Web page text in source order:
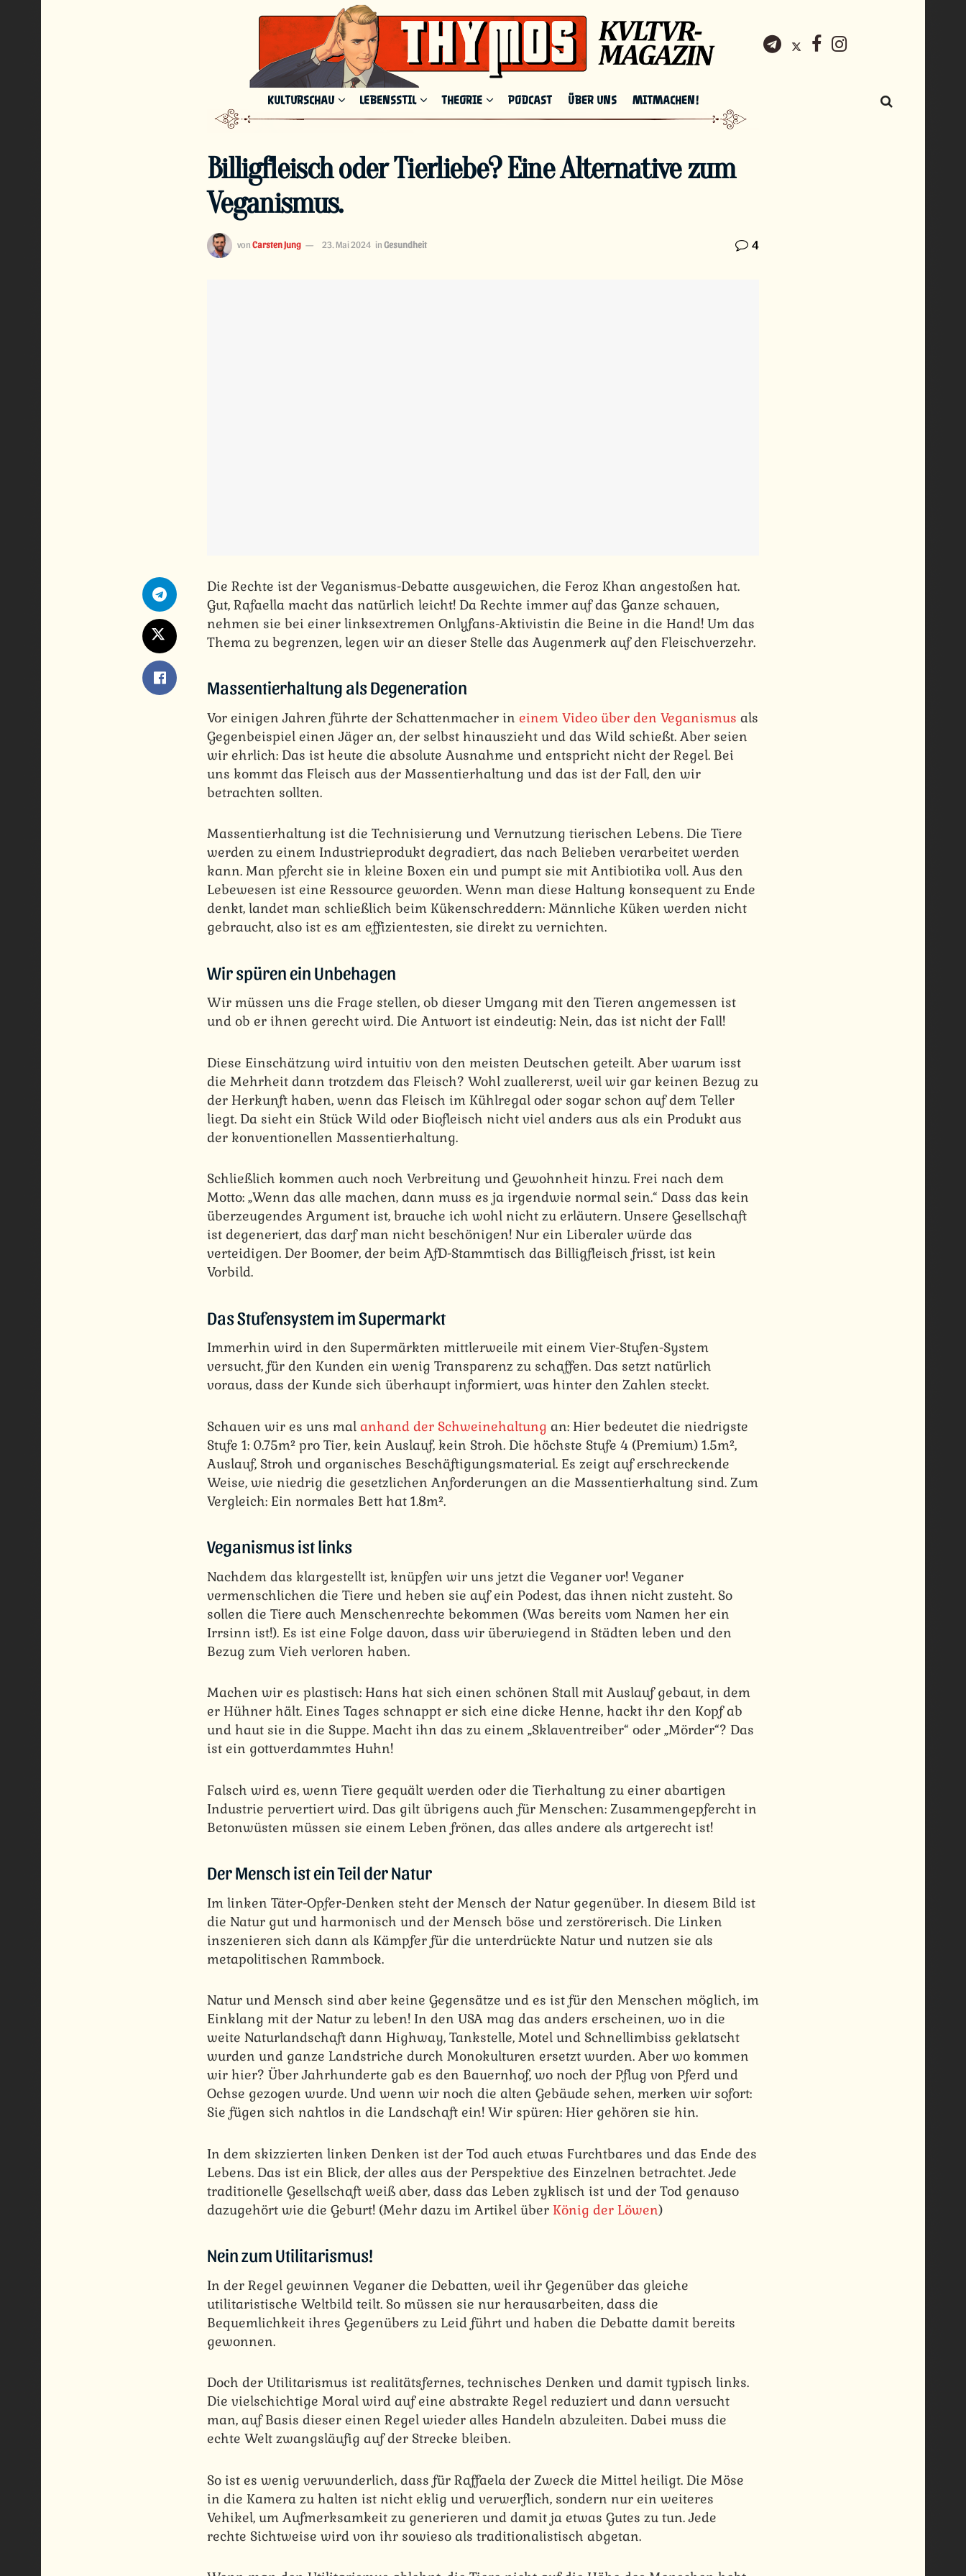
KULTURSCHAU LEBENSSTIL THEORIE PODCAST ÜBER UNS MITMACHEN!
Billigfleisch oder Tierliebe? Eine Alternative zum
Veganismus.
von Carsten Jung 23. Mai 2024 in Gesundheit 4
Die Rechte ist der Veganismus-Debatte ausgewichen, die Feroz Khan angestoßen hat.
Gut, Rafaella macht das natürlich leicht! Da Rechte immer auf das Ganze schauen,
nehmen sie bei einer linksextremen Onlyfans-Aktivistin die Beine in die Hand! Um das
Thema zu begrenzen, legen wir an dieser Stelle das Augenmerk auf den Fleischverzehr.
Massentierhaltung als Degeneration
Vor einigen Jahren führte der Schattenmacher in einem Video über den Veganismus als
Gegenbeispiel einen Jäger an, der selbst hinauszieht und das Wild schießt. Aber seien
wir ehrlich: Das ist heute die absolute Ausnahme und entspricht nicht der Regel. Bei
uns kommt das Fleisch aus der Massentierhaltung und das ist der Fall, den wir
betrachten sollten.
Massentierhaltung ist die Technisierung und Vernutzung tierischen Lebens. Die Tiere
werden zu einem Industrieprodukt degradiert, das nach Belieben verarbeitet werden
kann. Man pfercht sie in kleine Boxen ein und pumpt sie mit Antibiotika voll. Aus den
Lebewesen ist eine Ressource geworden. Wenn man diese Haltung konsequent zu Ende
denkt, landet man schließlich beim Kükenschreddern: Männliche Küken werden nicht
gebraucht, also ist es am effizientesten, sie direkt zu vernichten.
Wir spüren ein Unbehagen
Wir müssen uns die Frage stellen, ob dieser Umgang mit den Tieren angemessen ist
und ob er ihnen gerecht wird. Die Antwort ist eindeutig: Nein, das ist nicht der Fall!
Diese Einschätzung wird intuitiv von den meisten Deutschen geteilt. Aber warum isst
die Mehrheit dann trotzdem das Fleisch? Wohl zuallererst, weil wir gar keinen Bezug zu
der Herkunft haben, wenn das Fleisch im Kühlregal oder sogar schon auf dem Teller
liegt. Da sieht ein Stück Wild oder Biofleisch nicht viel anders aus als ein Produkt aus
der konventionellen Massentierhaltung.
Schließlich kommen auch noch Verbreitung und Gewohnheit hinzu. Frei nach dem
Motto: „Wenn das alle machen, dann muss es ja irgendwie normal sein.“ Dass das kein
überzeugendes Argument ist, brauche ich wohl nicht zu erläutern. Unsere Gesellschaft
ist degeneriert, das darf man nicht beschönigen! Nur ein Liberaler würde das
verteidigen. Der Boomer, der beim AfD-Stammtisch das Billigfleisch frisst, ist kein
Vorbild.
Das Stufensystem im Supermarkt
Immerhin wird in den Supermärkten mittlerweile mit einem Vier-Stufen-System
versucht, für den Kunden ein wenig Transparenz zu schaffen. Das setzt natürlich
voraus, dass der Kunde sich überhaupt informiert, was hinter den Zahlen steckt.
Schauen wir es uns mal anhand der Schweinehaltung an: Hier bedeutet die niedrigste
Stufe 1: 0.75m² pro Tier, kein Auslauf, kein Stroh. Die höchste Stufe 4 (Premium) 1.5m²,
Auslauf, Stroh und organisches Beschäftigungsmaterial. Es zeigt auf erschreckende
Weise, wie niedrig die gesetzlichen Anforderungen an die Massentierhaltung sind. Zum
Vergleich: Ein normales Bett hat 1.8m².
Veganismus ist links
Nachdem das klargestellt ist, knüpfen wir uns jetzt die Veganer vor! Veganer
vermenschlichen die Tiere und heben sie auf ein Podest, das ihnen nicht zusteht. So
sollen die Tiere auch Menschenrechte bekommen (Was bereits vom Namen her ein
Irrsinn ist!). Es ist eine Folge davon, dass wir überwiegend in Städten leben und den
Bezug zum Vieh verloren haben.
Machen wir es plastisch: Hans hat sich einen schönen Stall mit Auslauf gebaut, in dem
er Hühner hält. Eines Tages schnappt er sich eine dicke Henne, hackt ihr den Kopf ab
und haut sie in die Suppe. Macht ihn das zu einem „Sklaventreiber“ oder „Mörder“? Das
ist ein gottverdammtes Huhn!
Falsch wird es, wenn Tiere gequält werden oder die Tierhaltung zu einer abartigen
Industrie pervertiert wird. Das gilt übrigens auch für Menschen: Zusammengepfercht in
Betonwüsten müssen sie einem Leben frönen, das alles andere als artgerecht ist!
Der Mensch ist ein Teil der Natur
Im linken Täter-Opfer-Denken steht der Mensch der Natur gegenüber. In diesem Bild ist
die Natur gut und harmonisch und der Mensch böse und zerstörerisch. Die Linken
inszenieren sich dann als Kämpfer für die unterdrückte Natur und nutzen sie als
metapolitischen Rammbock.
Natur und Mensch sind aber keine Gegensätze und es ist für den Menschen möglich, im
Einklang mit der Natur zu leben! In den USA mag das anders erscheinen, wo in die
weite Naturlandschaft dann Highway, Tankstelle, Motel und Schnellimbiss geklatscht
wurden und ganze Landstriche durch Monokulturen ersetzt wurden. Aber wo kommen
wir hier? Über Jahrhunderte gab es den Bauernhof, wo noch der Pflug von Pferd und
Ochse gezogen wurde. Und wenn wir noch die alten Gebäude sehen, merken wir sofort:
Sie fügen sich nahtlos in die Landschaft ein! Wir spüren: Hier gehören sie hin.
In dem skizzierten linken Denken ist der Tod auch etwas Furchtbares und das Ende des
Lebens. Das ist ein Blick, der alles aus der Perspektive des Einzelnen betrachtet. Jede
traditionelle Gesellschaft weiß aber, dass das Leben zyklisch ist und der Tod genauso
dazugehört wie die Geburt! (Mehr dazu im Artikel über König der Löwen)
Nein zum Utilitarismus!
In der Regel gewinnen Veganer die Debatten, weil ihr Gegenüber das gleiche
utilitaristische Weltbild teilt. So müssen sie nur herausarbeiten, dass die
Bequemlichkeit ihres Gegenübers zu Leid führt und haben die Debatte damit bereits
gewonnen.
Doch der Utilitarismus ist realitätsfernes, technisches Denken und damit typisch links.
Die vielschichtige Moral wird auf eine abstrakte Regel reduziert und dann versucht
man, auf Basis dieser einen Regel wieder alles Handeln abzuleiten. Dabei muss die
echte Welt zwangsläufig auf der Strecke bleiben.
So ist es wenig verwunderlich, dass für Raffaela der Zweck die Mittel heiligt. Die Möse
in die Kamera zu halten ist nicht eklig und verwerflich, sondern nur ein weiteres
Vehikel, um Aufmerksamkeit zu generieren und damit ja etwas Gutes zu tun. Jede
rechte Sichtweise wird von ihr sowieso als traditionalistisch abgetan.